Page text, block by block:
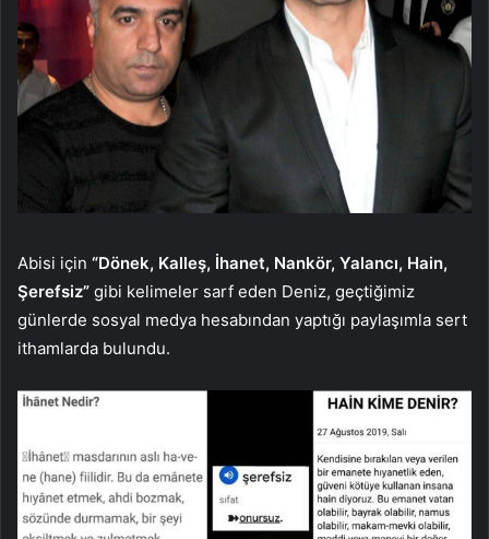
Abisi için “Dönek, Kalleş, İhanet, Nankör, Yalancı, Hain,
Şerefsiz” gibi kelimeler sarf eden Deniz, geçtiğimiz
günlerde sosyal medya hesabından yaptığı paylaşımla sert
ithamlarda bulundu.